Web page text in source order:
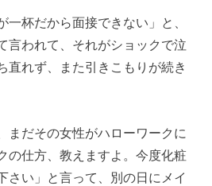
一杯だから面接できない」と、
言われて、それがショックで泣
直れず、また引きこもりが続き
まだその女性がハローワークに
の仕方、教えますよ。今度化粧
さい」と言って、別の日にメイ